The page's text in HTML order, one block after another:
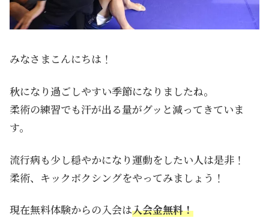
みなさまこんにちは！
秋になり過ごしやすい季節になりましたね。
柔術の練習でも汗が出る量がグッと減ってきていま
す。
流行病も少し穏やかになり運動をしたい人は是非！
柔術、キックボクシングをやってみましょう！
現在無料体験からの入会は入会金無料！